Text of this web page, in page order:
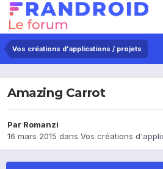
Vos créations d'applications / projets
Amazing Carrot
Par Romanzi
16 mars 2015 dans Vos créations